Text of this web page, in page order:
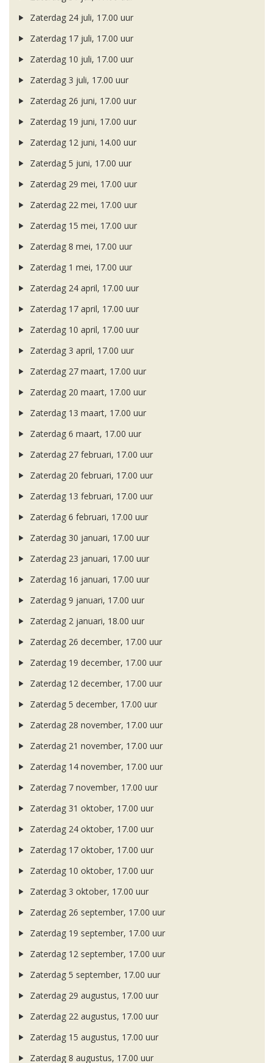
Zaterdag 24 juli, 17.00 uur
Zaterdag 17 juli, 17.00 uur
Zaterdag 10 juli, 17.00 uur
Zaterdag 3 juli, 17.00 uur
Zaterdag 26 juni, 17.00 uur
Zaterdag 19 juni, 17.00 uur
Zaterdag 12 juni, 14.00 uur
Zaterdag 5 juni, 17.00 uur
Zaterdag 29 mei, 17.00 uur
Zaterdag 22 mei, 17.00 uur
Zaterdag 15 mei, 17.00 uur
Zaterdag 8 mei, 17.00 uur
Zaterdag 1 mei, 17.00 uur
Zaterdag 24 april, 17.00 uur
Zaterdag 17 april, 17.00 uur
Zaterdag 10 april, 17.00 uur
Zaterdag 3 april, 17.00 uur
Zaterdag 27 maart, 17.00 uur
Zaterdag 20 maart, 17.00 uur
Zaterdag 13 maart, 17.00 uur
Zaterdag 6 maart, 17.00 uur
Zaterdag 27 februari, 17.00 uur
Zaterdag 20 februari, 17.00 uur
Zaterdag 13 februari, 17.00 uur
Zaterdag 6 februari, 17.00 uur
Zaterdag 30 januari, 17.00 uur
Zaterdag 23 januari, 17.00 uur
Zaterdag 16 januari, 17.00 uur
Zaterdag 9 januari, 17.00 uur
Zaterdag 2 januari, 18.00 uur
Zaterdag 26 december, 17.00 uur
Zaterdag 19 december, 17.00 uur
Zaterdag 12 december, 17.00 uur
Zaterdag 5 december, 17.00 uur
Zaterdag 28 november, 17.00 uur
Zaterdag 21 november, 17.00 uur
Zaterdag 14 november, 17.00 uur
Zaterdag 7 november, 17.00 uur
Zaterdag 31 oktober, 17.00 uur
Zaterdag 24 oktober, 17.00 uur
Zaterdag 17 oktober, 17.00 uur
Zaterdag 10 oktober, 17.00 uur
Zaterdag 3 oktober, 17.00 uur
Zaterdag 26 september, 17.00 uur
Zaterdag 19 september, 17.00 uur
Zaterdag 12 september, 17.00 uur
Zaterdag 5 september, 17.00 uur
Zaterdag 29 augustus, 17.00 uur
Zaterdag 22 augustus, 17.00 uur
Zaterdag 15 augustus, 17.00 uur
Zaterdag 8 augustus, 17.00 uur